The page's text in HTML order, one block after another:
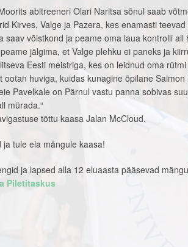
abitreeneri Olari Naritsa sõnul saab
Kirves, Valge ja Pazera, kes enamasti
saav võistkond ja peame oma laua kontrolli
jälgima, et Valge plehku ei paneks ja
Eesti meistriga, kes on leidnud oma
ootan huviga, kuidas kunagine õpilane
Pavelkale on Pärnul vastu panna sobivas
mürada.“
tõttu kaasa Jalan McCloud.
tule ela mängule kaasa!
ja lapsed alla 12 eluaasta pääsevad
Piletitaskus